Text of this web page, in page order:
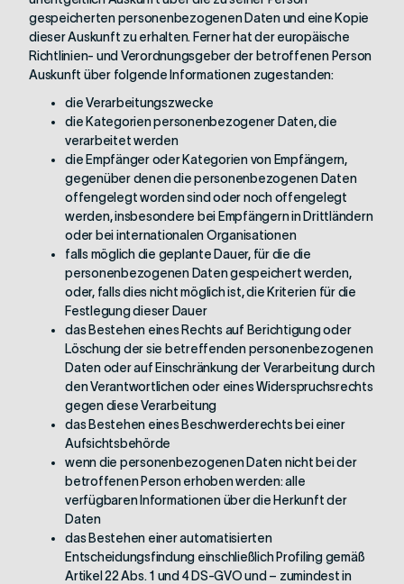
gespeicherten personenbezogenen Daten und eine Kopie
dieser Auskunft zu erhalten. Ferner hat der europäische
Richtlinien- und Verordnungsgeber der betroffenen Person
Auskunft über folgende Informationen zugestanden:
die Verarbeitungszwecke
die Kategorien personenbezogener Daten, die
verarbeitet werden
die Empfänger oder Kategorien von Empfängern,
gegenüber denen die personenbezogenen Daten
offengelegt worden sind oder noch offengelegt
werden, insbesondere bei Empfängern in Drittländern
oder bei internationalen Organisationen
falls möglich die geplante Dauer, für die die
personenbezogenen Daten gespeichert werden,
oder, falls dies nicht möglich ist, die Kriterien für die
Festlegung dieser Dauer
das Bestehen eines Rechts auf Berichtigung oder
Löschung der sie betreffenden personenbezogenen
Daten oder auf Einschränkung der Verarbeitung durch
den Verantwortlichen oder eines Widerspruchsrechts
gegen diese Verarbeitung
das Bestehen eines Beschwerderechts bei einer
Aufsichtsbehörde
wenn die personenbezogenen Daten nicht bei der
betroffenen Person erhoben werden: alle
verfügbaren Informationen über die Herkunft der
Daten
das Bestehen einer automatisierten
Entscheidungsfindung einschließlich Profiling gemäß
Artikel 22 Abs. 1 und 4 DS-GVO und – zumindest in